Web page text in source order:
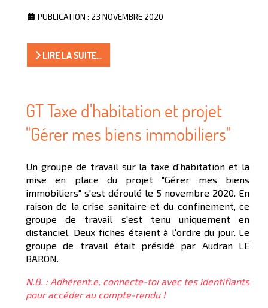
PUBLICATION : 23 NOVEMBRE 2020
LIRE LA SUITE...
GT Taxe d'habitation et projet
"Gérer mes biens immobiliers"
Un groupe de travail sur la taxe d'habitation et la
mise en place du projet "Gérer mes biens
immobiliers" s'est déroulé le 5 novembre 2020. En
raison de la crise sanitaire et du confinement, ce
groupe de travail s'est tenu uniquement en
distanciel. Deux fiches étaient à l’ordre du jour. Le
groupe de travail était présidé par Audran LE
BARON.
N.B. : Adhérent.e, connecte-toi avec tes identifiants
pour accéder au compte-rendu !